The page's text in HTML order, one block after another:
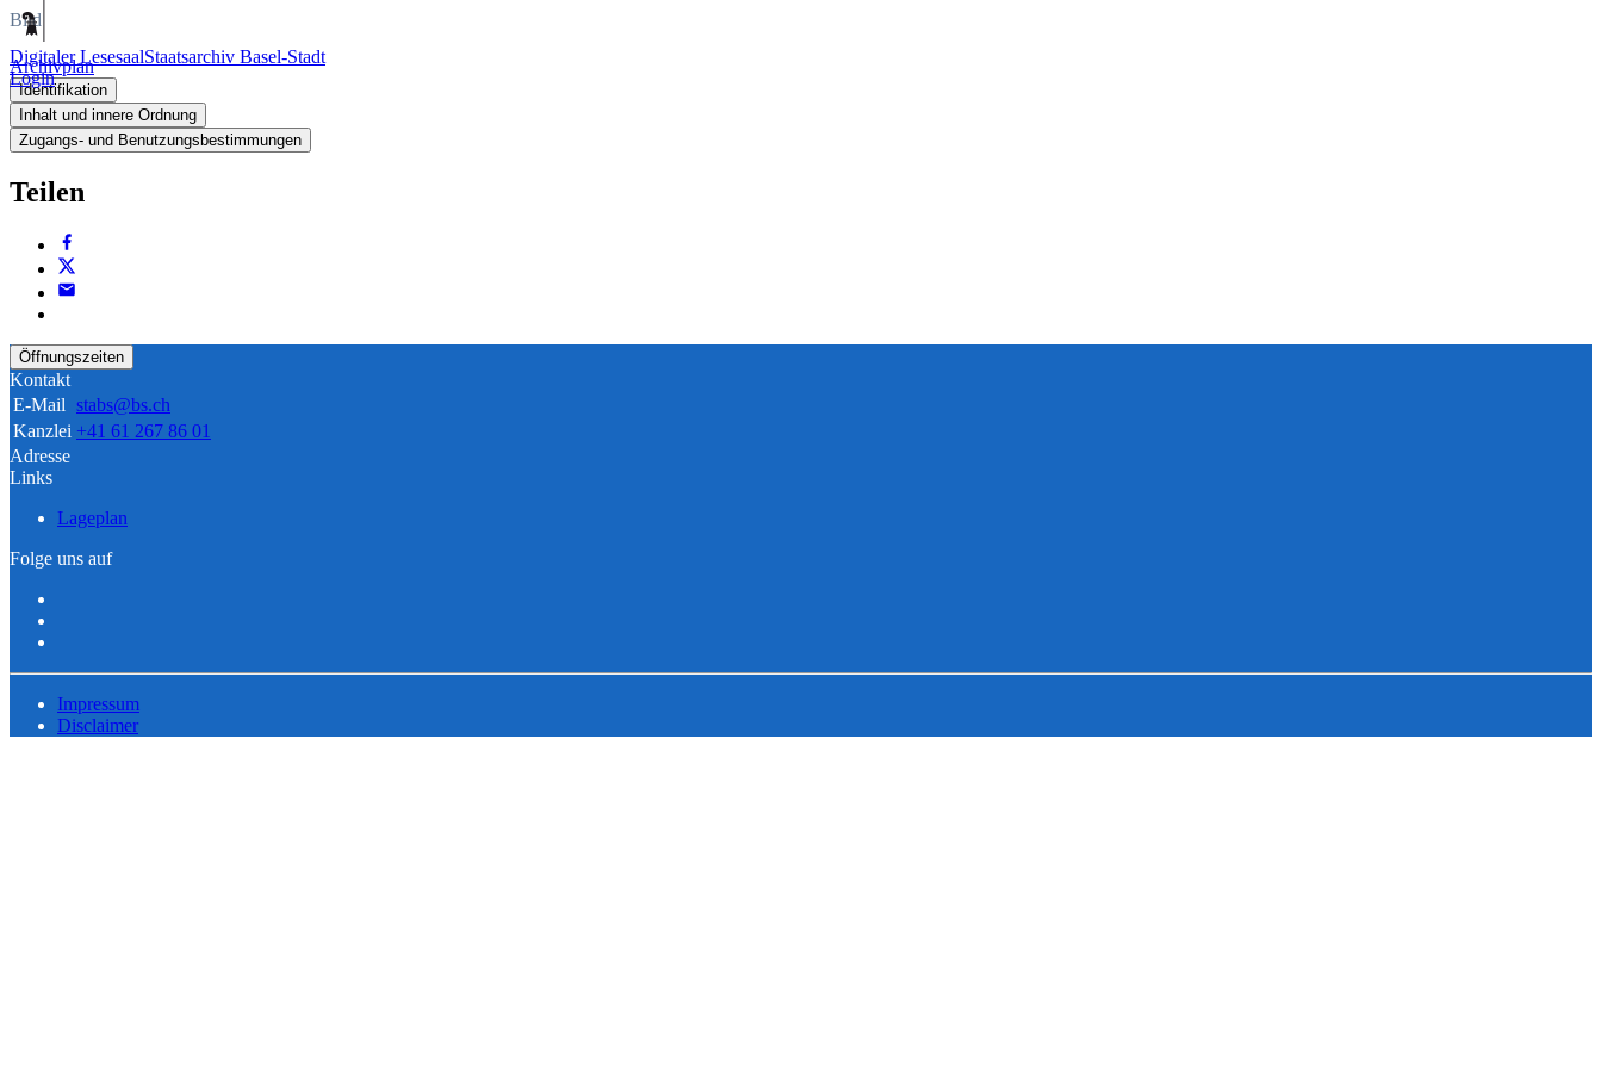
Digitaler LesesaalStaatsarchiv Basel-Stadt
Login
Bild
Archivplan
Identifikation
Inhalt und innere Ordnung
Zugangs- und Benutzungsbestimmungen
Teilen
Öffnungszeiten
Kontakt
E-Mail stabs@bs.ch
Kanzlei +41 61 267 86 01
Adresse
Links
Lageplan
Folge uns auf
Impressum
Disclaimer